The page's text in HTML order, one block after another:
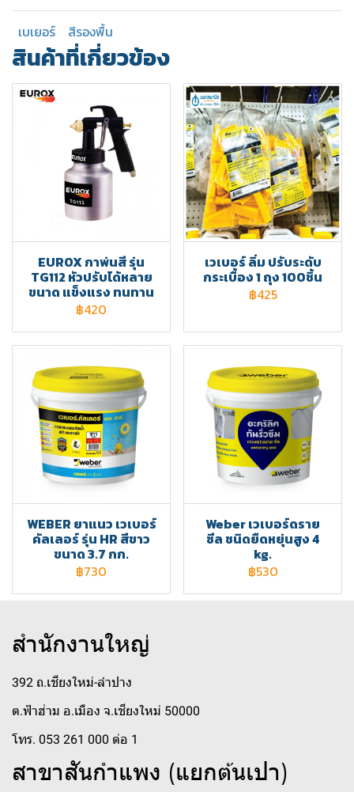
เบเยอร์ สีรองพื้น
สินค้าที่เกี่ยวข้อง
EUROX กาพ่นสี รุ่น
TG112 หัวปรับได้หลาย
ขนาด แข็งแรง ทนทาน
฿420
เวเบอร์ ลิ่ม ปรับระดับ
กระเบื้อง 1 ถุง 100ชิ้น
฿425
WEBER ยาแนว เวเบอร์
คัลเลอร์ รุ่น HR สีขาว
ขนาด 3.7 กก.
฿730
Weber เวเบอร์ดราย
ซีล ชนิดยืดหยุ่นสูง 4
kg.
฿530
สำนักงานใหญ่
392 ถ.เชียงใหม่-ลำปาง
ต.ฟ้าฮ่าม อ.เมือง จ.เชียงใหม่ 50000
โทร. 053 261 000 ต่อ 1
สาขาสันกำแพง (แยกต้นเปา)